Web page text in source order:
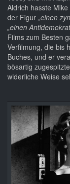
Aldrich hasste
der Figur „einen
„einen
Films zum Besten
Verfilmung, die bis
Buches, und er
bösartig
widerliche Weise